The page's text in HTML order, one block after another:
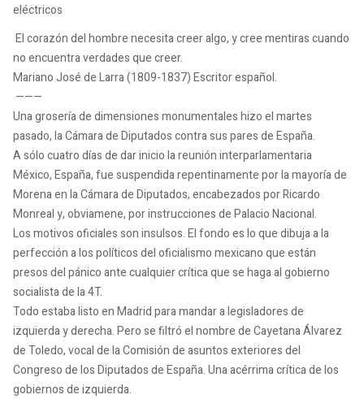
eléctricos
El corazón del hombre necesita creer algo, y cree mentiras cuando
no encuentra verdades que creer.
Mariano José de Larra (1809-1837) Escritor español.
———
Una grosería de dimensiones monumentales hizo el martes
pasado, la Cámara de Diputados contra sus pares de España.
A sólo cuatro días de dar inicio la reunión interparlamentaria
México, España, fue suspendida repentinamente por la mayoría de
Morena en la Cámara de Diputados, encabezados por Ricardo
Monreal y, obviamene, por instrucciones de Palacio Nacional.
Los motivos oficiales son insulsos. El fondo es lo que dibuja a la
perfección a los políticos del oficialismo mexicano que están
presos del pánico ante cualquier crítica que se haga al gobierno
socialista de la 4T.
Todo estaba listo en Madrid para mandar a legisladores de
izquierda y derecha. Pero se filtró el nombre de Cayetana Álvarez
de Toledo, vocal de la Comisión de asuntos exteriores del
Congreso de los Diputados de España. Una acérrima crítica de los
gobiernos de izquierda.